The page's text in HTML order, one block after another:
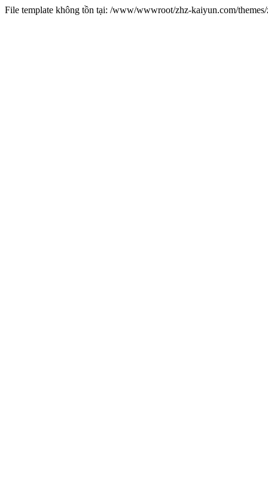
File template không tồn tại: /www/wwwroot/zhz-kaiyun.com/